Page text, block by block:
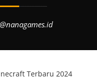
Terbaru 2024